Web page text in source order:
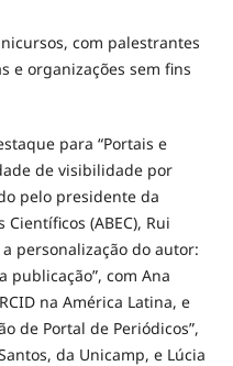
com palestrantes
e organizações sem fins
para “Portais e
de visibilidade por
pelo presidente da
(ABEC), Rui
a personalização do autor:
publicação”, com Ana
na América Latina, e
de Portal de Periódicos”,
da Unicamp, e Lúcia